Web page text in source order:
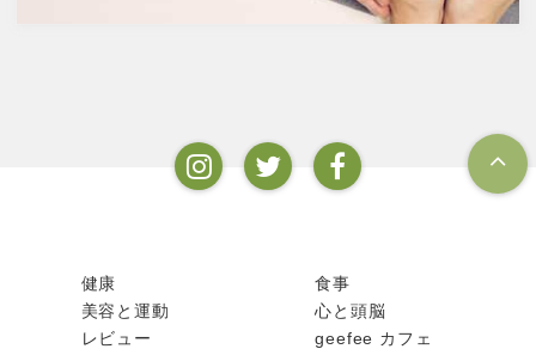
健康
食事
美容と運動
心と頭脳
レビュー
geefee カフェ